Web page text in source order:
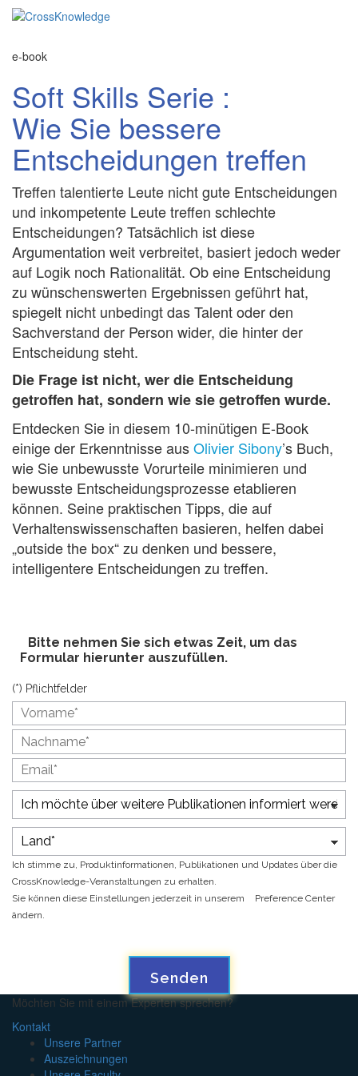
e-book
Soft Skills Serie :
Wie Sie bessere
Entscheidungen treffen
Treffen talentierte Leute nicht gute Entscheidungen
und inkompetente Leute treffen schlechte
Entscheidungen? Tatsächlich ist diese
Argumentation weit verbreitet, basiert jedoch weder
auf Logik noch Rationalität. Ob eine Entscheidung
zu wünschenswerten Ergebnissen geführt hat,
spiegelt nicht unbedingt das Talent oder den
Sachverstand der Person wider, die hinter der
Entscheidung steht.
Die Frage ist nicht, wer die Entscheidung
getroffen hat, sondern wie sie getroffen wurde.
Entdecken Sie in diesem 10-minütigen E-Book
einige der Erkenntnisse ausOlivier Sibony’s Buch,
wie Sie unbewusste Vorurteile minimieren und
bewusste Entscheidungsprozesse etablieren
können. Seine praktischen Tipps, die auf
Verhaltenswissenschaften basieren, helfen dabei
„outside the box“ zu denken und bessere,
intelligentere Entscheidungen zu treffen.
Bitte nehmen Sie sich etwas Zeit, um das
Formular hierunter auszufüllen.
(*) Pflichtfelder
Ich stimme zu, Produktinformationen, Publikationen und Updates über die
CrossKnowledge-Veranstaltungen zu erhalten.
Sie können diese Einstellungen jederzeit in unserem
Preference Center
ändern.
Senden
Möchten Sie mit einem Experten sprechen?
Kontakt
Unsere Partner
Auszeichnungen